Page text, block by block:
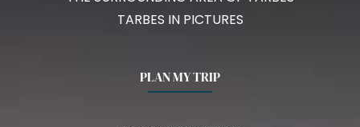
TARBES IN PICTURES
PLAN MY TRIP